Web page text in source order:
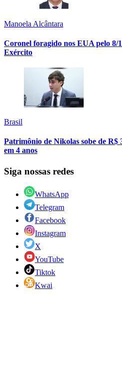
Manoela Alcântara
Coronel foragido nos EUA pelo 8/
Exército
Brasil
Patrimônio de Nikolas sobe de R$
em 4 anos
Siga nossas redes
WhatsApp
Telegram
Facebook
Instagram
X
YouTube
Tiktok
Kwai